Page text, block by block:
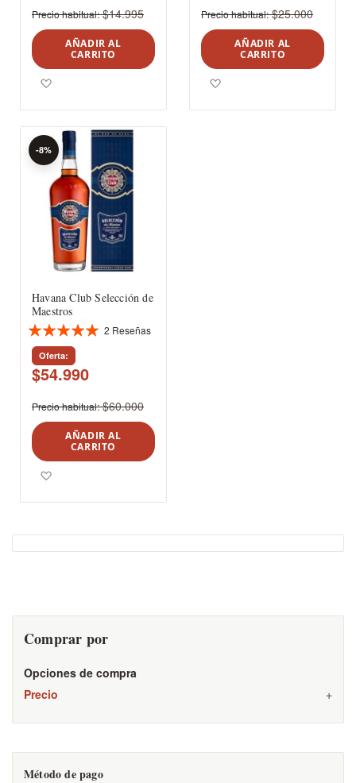
Precio habitual $14.995
AÑADIR AL
CARRITO
Precio habitual $25.000
AÑADIR AL
CARRITO
Havana Club Selección de
Maestros
Valoración:
100%
2 Reseñas
Oferta
$54.990
-8%
Precio habitual $60.000
AÑADIR AL
CARRITO
Comprar por
Opciones de compra
Precio
Método de pago